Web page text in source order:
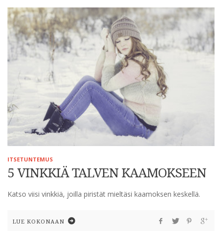
ITSETUNTEMUS
5 VINKKIÄ TALVEN KAAMOKSEEN
Katso viisi vinkkiä, joilla piristät mieltäsi kaamoksen keskellä.
LUE KOKONAAN